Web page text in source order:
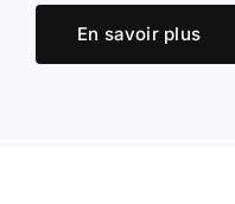
En savoir plus